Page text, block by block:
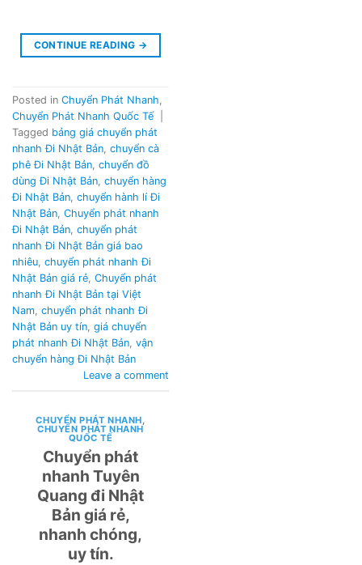
CONTINUE READING →
Posted in Chuyển Phát Nhanh
Chuyển Phát Nhanh Quốc Tế
Tagged bảng giá chuyển phát
nhanh Đi Nhật Bản chuyển cà
phê Đi Nhật Bản chuyển đồ
dùng Đi Nhật Bản chuyển hàng
Đi Nhật Bản chuyển hành lí Đi
Nhật Bản Chuyển phát nhanh
Đi Nhật Bản chuyển phát
nhanh Đi Nhật Bản giá bao
nhiêu chuyển phát nhanh Đi
Nhật Bản giá rẻ Chuyển phát
nhanh Đi Nhật Bản tại Việt
Nam chuyển phát nhanh Đi
Nhật Bản uy tín giá chuyển
phát nhanh Đi Nhật Bản vận
chuyển hàng Đi Nhật Bản
Leave a comment
CHUYỂN PHÁT NHANH
CHUYỂN PHÁT NHANH
QUỐC TẾ
Chuyển phát
nhanh Tuyên
Quang đi Nhật
Bản giá rẻ,
nhanh chóng,
uy tín.